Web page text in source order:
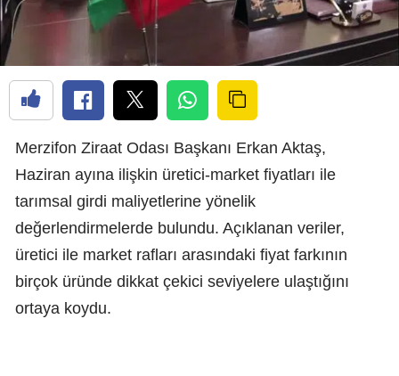
Merzifon Ziraat Odası Başkanı Erkan Aktaş,
Haziran ayına ilişkin üretici-market fiyatları ile
tarımsal girdi maliyetlerine yönelik
değerlendirmelerde bulundu. Açıklanan veriler,
üretici ile market rafları arasındaki fiyat farkının
birçok üründe dikkat çekici seviyelere ulaştığını
ortaya koydu.